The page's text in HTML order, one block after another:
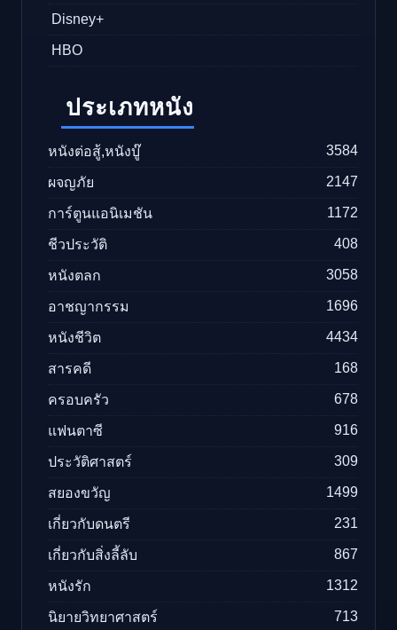
Disney+
HBO
ประเภทหนัง
หนังต่อสู้,หนังบู๊ 3584
ผจญภัย 2147
การ์ตูนแอนิเมชัน 1172
ชีวประวัติ 408
หนังตลก 3058
อาชญากรรม 1696
หนังชีวิต 4434
สารคดี 168
ครอบครัว 678
แฟนตาซี 916
ประวัติศาสตร์ 309
สยองขวัญ 1499
เกี่ยวกับดนตรี 231
เกี่ยวกับสิ่งลี้ลับ 867
หนังรัก 1312
นิยายวิทยาศาสตร์ 713